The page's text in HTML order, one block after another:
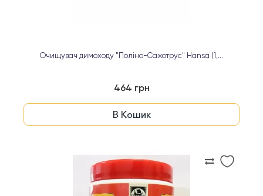
Очищувач димоходу "Поліно-Сажотрус" Hansa (1,...
464 грн
В Кошик